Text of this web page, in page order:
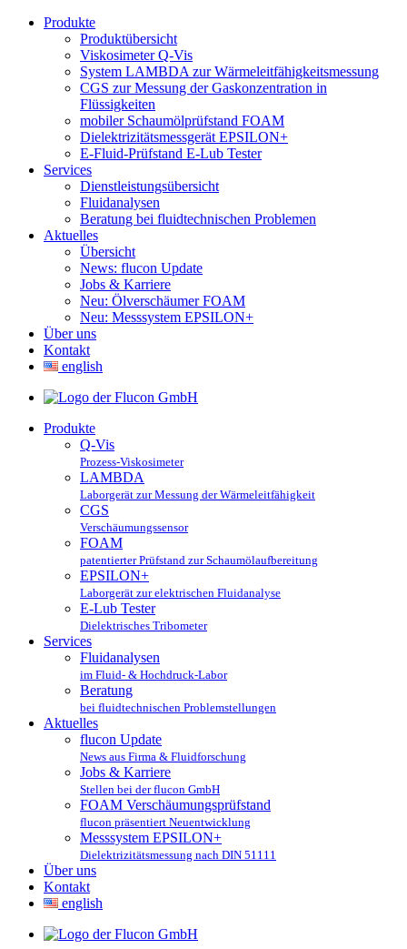
Produkte
Produktübersicht
Viskosimeter Q-Vis
System LAMBDA zur Wärmeleitfähigkeitsmessung
CGS zur Messung der Gaskonzentration in
Flüssigkeiten
mobiler Schaumölprüfstand FOAM
Dielektrizitätsmessgerät EPSILON+
E-Fluid-Prüfstand E-Lub Tester
Services
Dienstleistungsübersicht
Fluidanalysen
Beratung bei fluidtechnischen Problemen
Aktuelles
Übersicht
News: flucon Update
Jobs & Karriere
Neu: Ölverschäumer FOAM
Neu: Messsystem EPSILON+
Über uns
Kontakt
english
Produkte
Q-Vis
Prozess-Viskosimeter
LAMBDA
Laborgerät zur Messung der Wärmeleitfähigkeit
CGS
Verschäumungssensor
FOAM
patentierter Prüfstand zur Schaumölaufbereitung
EPSILON+
Laborgerät zur elektrischen Fluidanalyse
E-Lub Tester
Dielektrisches Tribometer
Services
Fluidanalysen
im Fluid- & Hochdruck-Labor
Beratung
bei fluidtechnischen Problemstellungen
Aktuelles
flucon Update
News aus Firma & Fluidforschung
Jobs & Karriere
Stellen bei der flucon GmbH
FOAM Verschäumungsprüfstand
flucon präsentiert Neuentwicklung
Messsystem EPSILON+
Dielektrizitätsmessung nach DIN 51111
Über uns
Kontakt
english